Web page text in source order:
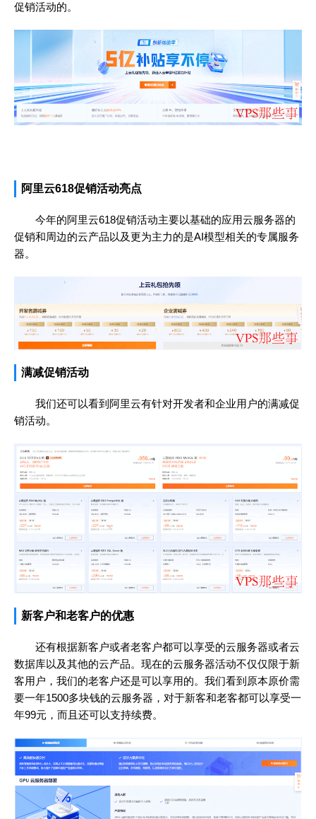
促销活动的。
阿里云618促销活动亮点
今年的阿里云618促销活动主要以基础的应用云服务器的
促销和周边的云产品以及更为主力的是AI模型相关的专属服务
器。
满减促销活动
我们还可以看到阿里云有针对开发者和企业用户的满减促
销活动。
新客户和老客户的优惠
还有根据新客户或者老客户都可以享受的云服务器或者云
数据库以及其他的云产品。现在的云服务器活动不仅仅限于新
客用户，我们的老客户还是可以享用的。我们看到原本原价需
要一年1500多块钱的云服务器，对于新客和老客都可以享受一
年99元，而且还可以支持续费。